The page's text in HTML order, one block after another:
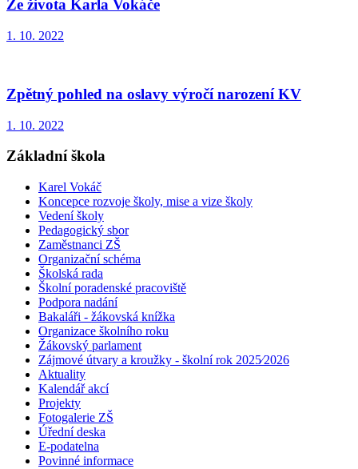
Ze života Karla Vokáče
1. 10. 2022
Zpětný pohled na oslavy výročí narození KV
1. 10. 2022
Základní škola
Karel Vokáč
Koncepce rozvoje školy, mise a vize školy
Vedení školy
Pedagogický sbor
Zaměstnanci ZŠ
Organizační schéma
Školská rada
Školní poradenské pracoviště
Podpora nadání
Bakaláři - žákovská knížka
Organizace školního roku
Žákovský parlament
Zájmové útvary a kroužky - školní rok 2025⁄2026
Aktuality
Kalendář akcí
Projekty
Fotogalerie ZŠ
Úřední deska
E-podatelna
Povinné informace